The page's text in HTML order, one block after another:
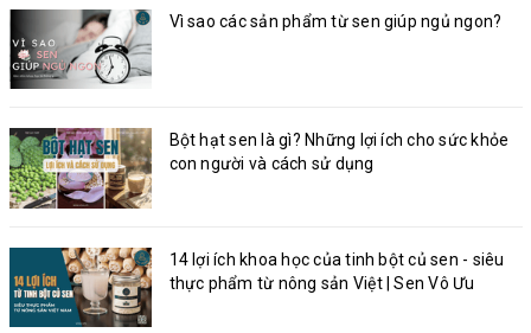
Vì sao các sản phẩm từ sen giúp ngủ ngon?
Bột hạt sen là gì? Những lợi ích cho sức khỏe
con người và cách sử dụng
14 lợi ích khoa học của tinh bột củ sen - siêu
thực phẩm từ nông sản Việt | Sen Vô Ưu